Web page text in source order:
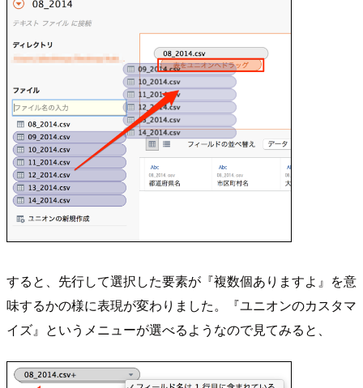
すると、先行して選択した要素が『複数個ありますよ』を意
味するかの様に表現が変わりました。『ユニオンのカスタマ
イズ』というメニューが選べるようなので見てみると、